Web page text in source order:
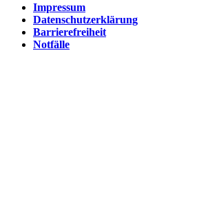
Impressum
Datenschutzerklärung
Barrierefreiheit
Notfälle